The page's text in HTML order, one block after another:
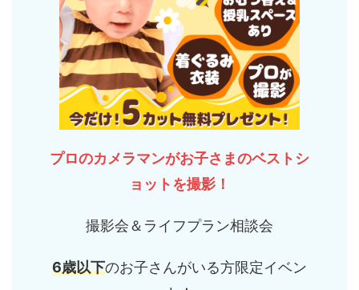
プロのカメラマンがお子さまのベストシ
ョットを撮影！
撮影会＆ライフプラン相談会
6歳以下のお子さんがいる方限定イベン